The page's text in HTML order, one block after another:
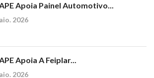
Apoia Painel Automotivo...
2026
Apoia A Feiplar...
2026